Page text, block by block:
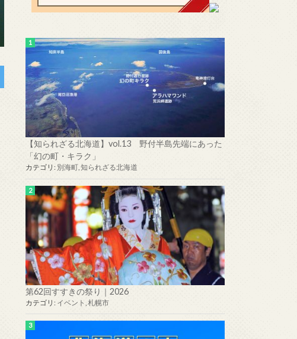
【知られざる北海道】vol.13 野付半島先端にあった
「幻の町・キラク」
カテゴリ: 別海町 知られざる北海道
第62回すすきの祭り｜2026
カテゴリ: イベント 札幌市